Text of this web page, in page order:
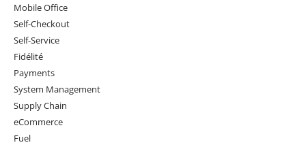
Mobile Office
Self-Checkout
Self-Service
Fidélité
Payments
System Management
Supply Chain
eCommerce
Fuel